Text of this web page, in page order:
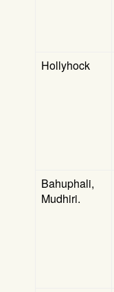
Hollyhock
Bahuphali,
Mudhiri.